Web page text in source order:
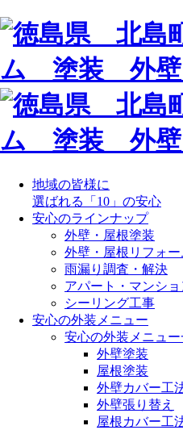
地域の皆様に
選ばれる「10」の安心
安心のラインナップ
外壁・屋根塗装
外壁・屋根リフォー
雨漏り調査・解決
アパート・マンシ
シーリング工事
安心の外装メニュー
安心の外装メニュー
外壁塗装
屋根塗装
外壁カバー工
外壁張り替え
屋根カバー工